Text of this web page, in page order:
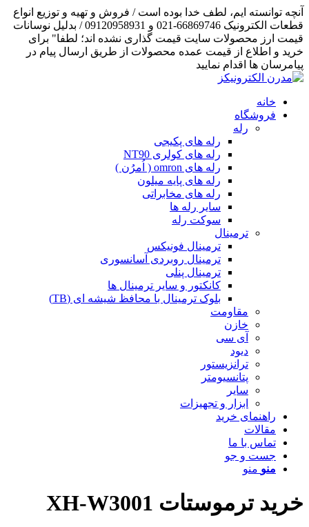
آنچه توانسته ایم، لطف خدا بوده است / فروش و تهیه و توزیع انواع
قطعات الکترونیک 66869746-021 و 09120958931 / بدلیل نوسانات
قیمت ارز محصولات سایت قیمت گذاری نشده اند؛ لطفا" برای
خرید و اطلاع از قیمت عمده محصولات از طریق ارسال پیام در
پیامرسان ها اقدام نمایید
خانه
فروشگاه
رله
رله های پکیجی
رله های کولری NT90
رله های omron ( اُمرُن )
رله های پایه میلون
رله های مخابراتی
سایر رله ها
سوکت رله
ترمینال
ترمینال فونیکس
ترمینال روبردی آسانسوری
ترمینال پنلی
کانکتور و سایر ترمینال ها
بلوک ترمینال با محافظ شیشه ای (TB)
مقاومت
خازن
آی سی
دیود
ترانزیستور
پتانسیومتر
سایر
ابزار و تجهیزات
راهنمای خرید
مقالات
تماس با ما
جست و جو
منو منو
خرید ترموستات XH-W3001